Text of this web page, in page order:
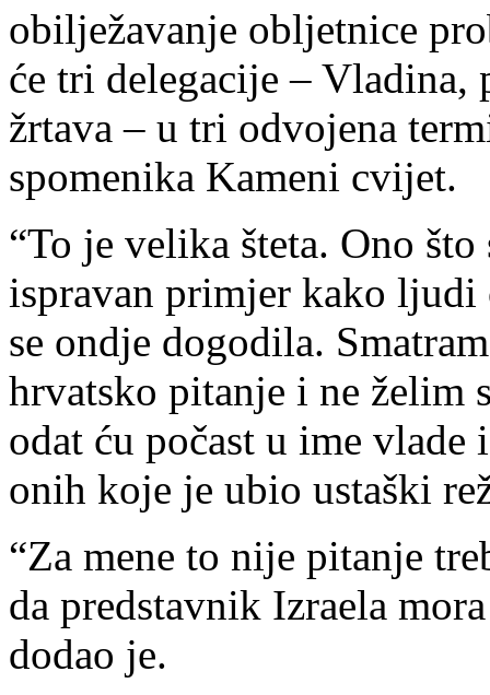
obilježavanje obljetnice
će tri delegacije – Vladina,
žrtava – u tri odvojena
spomenika Kameni cvijet.
“To je velika šteta. Ono
ispravan primjer kako ljudi
se ondje dogodila.
hrvatsko pitanje i ne želim
odat ću počast u ime vlade
onih koje je ubio ustaški
“Za mene to nije pitanje
da predstavnik Izraela
dodao je.